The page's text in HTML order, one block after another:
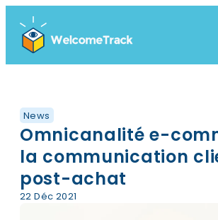
News
Omnicanalité e-
la communication
post-achat
22 Déc 2021